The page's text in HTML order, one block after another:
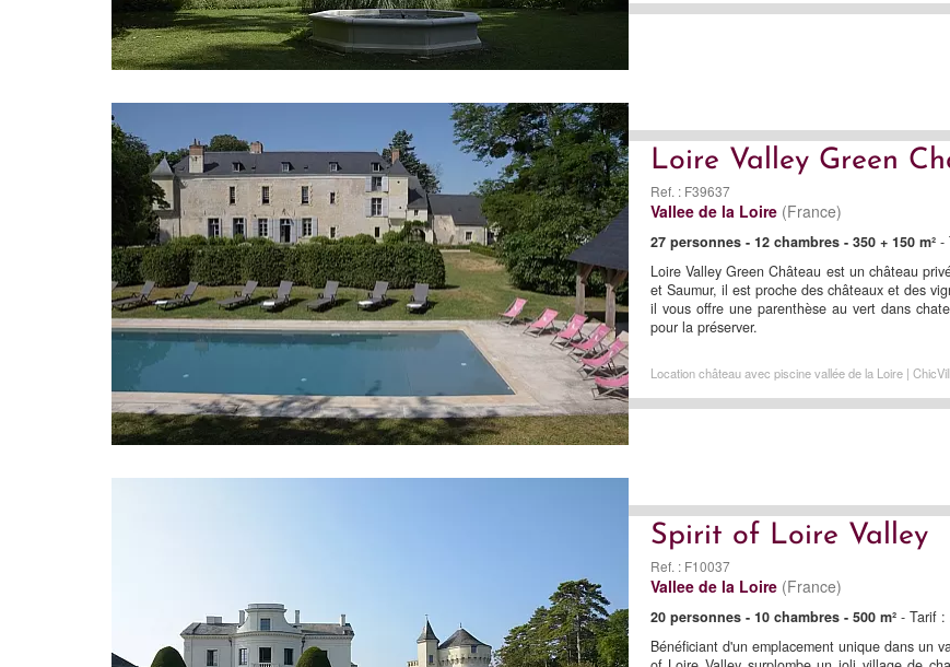
Loire Valley Green
Ref. : F39637
Vallee de la Loire (France)
27 personnes - 12 chambres - 350 + 150 m²-
Loire Valley Green Château est un château
et Saumur, il est proche des châteaux et des
il vous offre une parenthèse au vert dans
pour la préserver.
Location château avec piscine vallée de la Loire |
Spirit of Loire Valley
Ref. : F10037
Vallee de la Loire (France)
20 personnes - 10 chambres - 500 m²- Tarif :
Bénéficiant d'un emplacement unique dans un